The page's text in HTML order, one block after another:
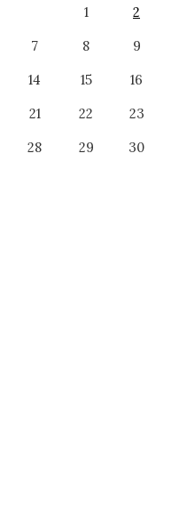
1
2
7 8
9
14 15
16
21 22
23
28 29
30